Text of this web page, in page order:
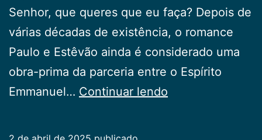
Senhor, que queres que eu faça? Depois de
várias décadas de existência, o romance
Paulo e Estêvão ainda é considerado uma
obra-prima da parceria entre o Espírito
Emmanuel… Continuar lendo